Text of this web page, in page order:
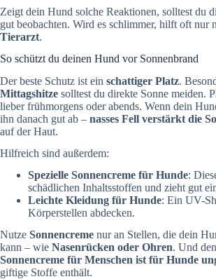
Zeigt dein Hund solche Reaktionen, solltest du
gut beobachten. Wird es schlimmer, hilft oft nur
Tierarzt.
So schützt du deinen Hund vor Sonnenbrand
Der beste Schutz ist ein schattiger Platz.
Mittagshitze solltest du direkte Sonne meiden.
lieber frühmorgens oder abends. Wenn dein
ihn danach gut ab – nasses Fell verstärkt die
auf der Haut.
Hilfreich sind außerdem:
Spezielle Sonnencreme für Hunde:
schädlichen Inhaltsstoffen und zieht gut
Leichte Kleidung für Hunde: Ein UV-
Körperstellen abdecken.
Nutze Sonnencreme nur an Stellen, die dein
kann – wie Nasenrücken oder Ohren. Und
Sonnencreme für Menschen ist für Hunde
giftige Stoffe enthält.